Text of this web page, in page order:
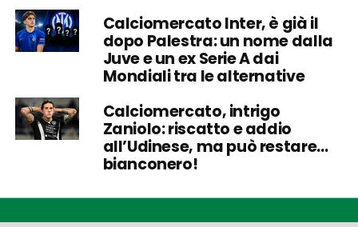
Calciomercato Inter, è già il
dopo Palestra: un nome dalla
Juve e un ex Serie A dai
Mondiali tra le alternative
Calciomercato, intrigo
Zaniolo: riscatto e addio
all’Udinese, ma può restare…
bianconero!